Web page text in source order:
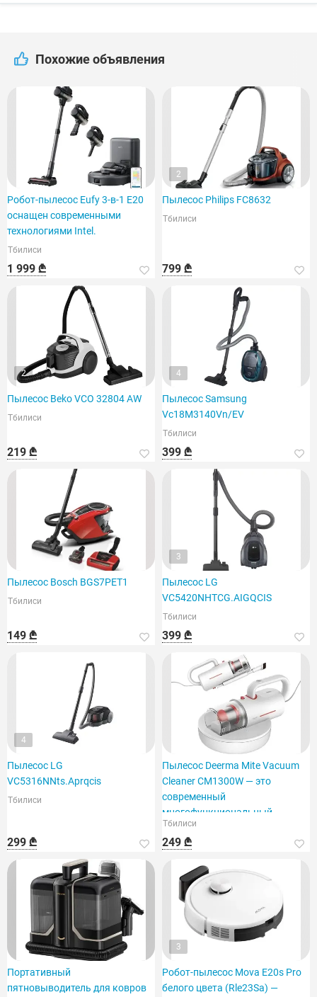
Похожие объявления
Робот-пылесос Eufy 3-в-1 E20
оснащен современными
технологиями Intel.
Тбилиси
1 999 ₾
2
Пылесос Philips FC8632
Тбилиси
799 ₾
2
Пылесос Beko VCO 32804 AW
Тбилиси
219 ₾
4
Пылесос Samsung
Vc18M3140Vn/EV
Тбилиси
399 ₾
Пылесос Bosch BGS7PET1
Тбилиси
149 ₾
3
Пылесос LG
VC5420NHTCG.AIGQCIS
Тбилиси
399 ₾
4
Пылесос LG
VC5316NNts.Aprqcis
Тбилиси
299 ₾
Пылесос Deerma Mite Vacuum
Cleaner CM1300W — это
современный
многофункциональный
пылесос.
Тбилиси
249 ₾
Портативный
пятновыводитель для ковров
3
Робот-пылесос Mova E20s Pro
белого цвета (Rle23Sa) —